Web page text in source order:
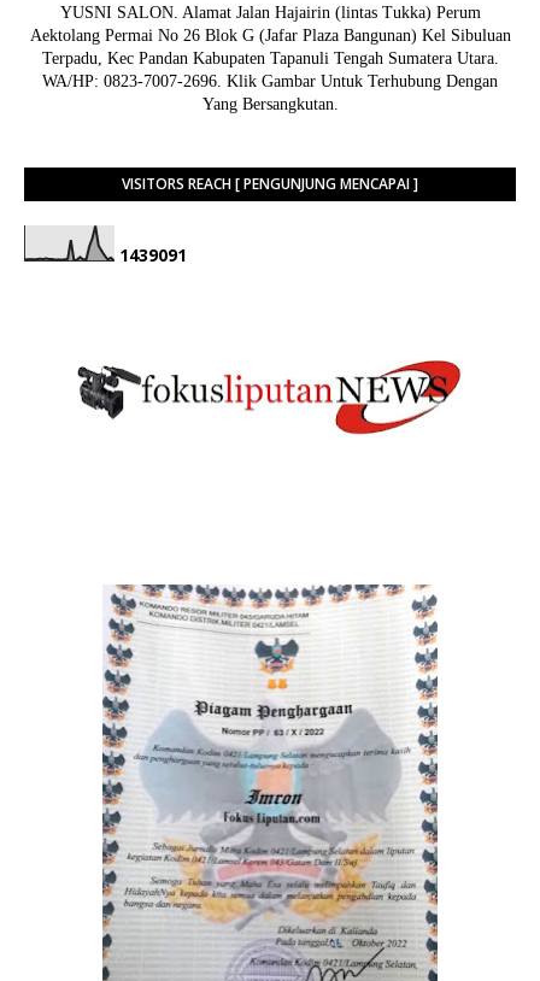
YUSNI SALON. Alamat Jalan Hajairin (lintas Tukka) Perum
Aektolang Permai No 26 Blok G (Jafar Plaza Bangunan) Kel Sibuluan
Terpadu, Kec Pandan Kabupaten Tapanuli Tengah Sumatera Utara.
WA/HP: 0823-7007-2696. Klik Gambar Untuk Terhubung Dengan
Yang Bersangkutan.
VISITORS REACH [ PENGUNJUNG MENCAPAI ]
1439091